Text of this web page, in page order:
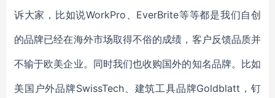
诉大家，比如说WorkPro、EverBrite等等都是我们自创
的品牌已经在海外市场取得不俗的成绩，客户反馈品质并
不输于欧美企业。同时我们也收购国外的知名品牌。比如
美国户外品牌SwissTech、建筑工具品牌Goldblatt，钉